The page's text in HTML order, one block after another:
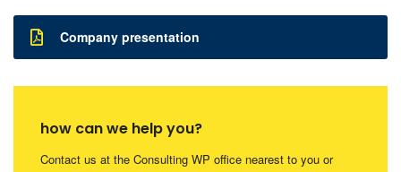
Company presentation
how can we help you?
Contact us at the Consulting WP office nearest to you or